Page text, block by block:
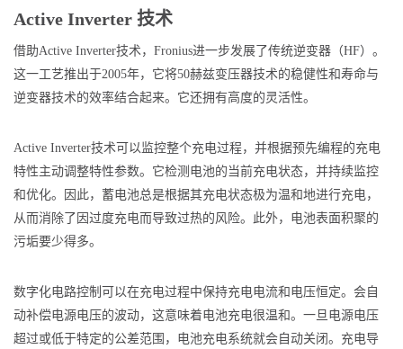
Active Inverter 技术
借助Active Inverter技术，Fronius进一步发展了传统逆变器（HF）。
这一工艺推出于2005年，它将50赫兹变压器技术的稳健性和寿命与
逆变器技术的效率结合起来。它还拥有高度的灵活性。
Active Inverter技术可以监控整个充电过程，并根据预先编程的充电
特性主动调整特性参数。它检测电池的当前充电状态，并持续监控
和优化。因此，蓄电池总是根据其充电状态极为温和地进行充电，
从而消除了因过度充电而导致过热的风险。此外，电池表面积聚的
污垢要少得多。
数字化电路控制可以在充电过程中保持充电电流和电压恒定。会自
动补偿电源电压的波动，这意味着电池充电很温和。一旦电源电压
超过或低于特定的公差范围，电池充电系统就会自动关闭。充电导